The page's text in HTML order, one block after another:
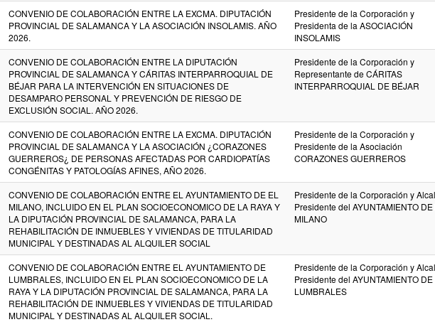
CONVENIO DE COLABORACIÓN ENTRE LA EXCMA. DIPUTACIÓN
PROVINCIAL DE SALAMANCA Y LA ASOCIACIÓN INSOLAMIS. AÑO
2026.
Presidente de la Corporación y
Presidenta de la ASOCIACIÓN
INSOLAMIS
CONVENIO DE COLABORACIÓN ENTRE LA DIPUTACIÓN
PROVINCIAL DE SALAMANCA Y CÁRITAS INTERPARROQUIAL DE
BÉJAR PARA LA INTERVENCIÓN EN SITUACIONES DE
DESAMPARO PERSONAL Y PREVENCIÓN DE RIESGO DE
EXCLUSIÓN SOCIAL. AÑO 2026.
Presidente de la Corporación y
Representante de CÁRITAS
INTERPARROQUIAL DE BÉJAR
CONVENIO DE COLABORACIÓN ENTRE LA EXCMA. DIPUTACIÓN
PROVINCIAL DE SALAMANCA Y LA ASOCIACIÓN ¿CORAZONES
GUERREROS¿ DE PERSONAS AFECTADAS POR CARDIOPATÍAS
CONGÉNITAS Y PATOLOGÍAS AFINES, AÑO 2026.
Presidente de la Corporación y
Presidente de la Asociación
CORAZONES GUERREROS
CONVENIO DE COLABORACIÓN ENTRE EL AYUNTAMIENTO DE EL
MILANO, INCLUIDO EN EL PLAN SOCIOECONOMICO DE LA RAYA Y
LA DIPUTACIÓN PROVINCIAL DE SALAMANCA, PARA LA
REHABILITACIÓN DE INMUEBLES Y VIVIENDAS DE TITULARIDAD
MUNICIPAL Y DESTINADAS AL ALQUILER SOCIAL
Presidente de la Corporación y
Presidente del AYUNTAMIENTO DE
MILANO
CONVENIO DE COLABORACIÓN ENTRE EL AYUNTAMIENTO DE
LUMBRALES, INCLUIDO EN EL PLAN SOCIOECONOMICO DE LA
RAYA Y LA DIPUTACIÓN PROVINCIAL DE SALAMANCA, PARA LA
REHABILITACIÓN DE INMUEBLES Y VIVIENDAS DE TITULARIDAD
MUNICIPAL Y DESTINADAS AL ALQUILER SOCIAL.
Presidente de la Corporación y
Presidente del AYUNTAMIENTO DE
LUMBRALES